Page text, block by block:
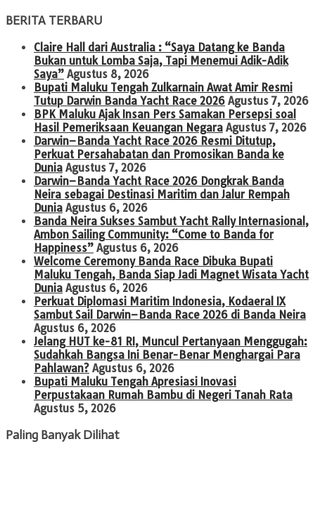
BERITA TERBARU
Claire Hall dari Australia : “Saya Datang ke Banda
Bukan untuk Lomba Saja, Tapi Menemui Adik-Adik
Saya” Agustus 8, 2026
Bupati Maluku Tengah Zulkarnain Awat Amir Resmi
Tutup Darwin Banda Yacht Race 2026 Agustus 7, 2026
BPK Maluku Ajak Insan Pers Samakan Persepsi soal
Hasil Pemeriksaan Keuangan Negara Agustus 7, 2026
Darwin–Banda Yacht Race 2026 Resmi Ditutup,
Perkuat Persahabatan dan Promosikan Banda ke
Dunia Agustus 7, 2026
Darwin–Banda Yacht Race 2026 Dongkrak Banda
Neira sebagai Destinasi Maritim dan Jalur Rempah
Dunia Agustus 6, 2026
Banda Neira Sukses Sambut Yacht Rally Internasional,
Ambon Sailing Community: “Come to Banda for
Happiness” Agustus 6, 2026
Welcome Ceremony Banda Race Dibuka Bupati
Maluku Tengah, Banda Siap Jadi Magnet Wisata Yacht
Dunia Agustus 6, 2026
Perkuat Diplomasi Maritim Indonesia, Kodaeral IX
Sambut Sail Darwin–Banda Race 2026 di Banda Neira
Agustus 6, 2026
Jelang HUT ke-81 RI, Muncul Pertanyaan Menggugah:
Sudahkah Bangsa Ini Benar-Benar Menghargai Para
Pahlawan? Agustus 6, 2026
Bupati Maluku Tengah Apresiasi Inovasi
Perpustakaan Rumah Bambu di Negeri Tanah Rata
Agustus 5, 2026
Paling Banyak Dilihat